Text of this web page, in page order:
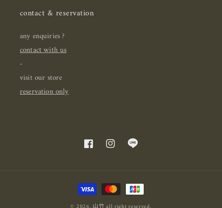
contact & reservation
any enquiries ?
contact with us
-
visit our store
reservation only
FacebookInstagramTranslation
TW.general.social.links.line
付
款